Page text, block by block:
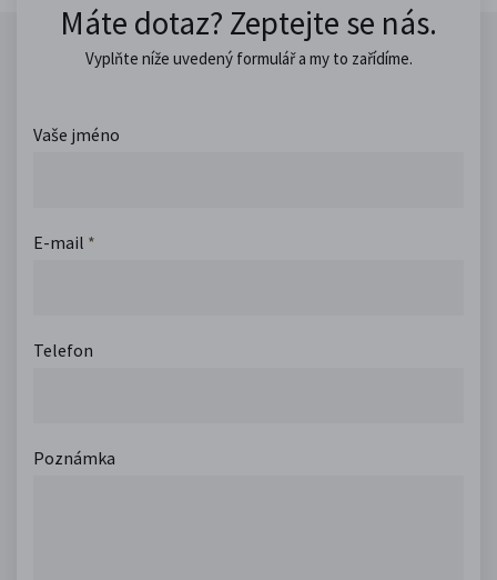
Máte dotaz? Zeptejte se nás.
Vyplňte níže uvedený formulář a my to zařídíme.
Vaše jméno
E-mail *
Telefon
Poznámka